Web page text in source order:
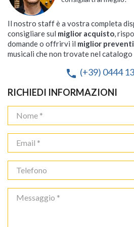
Il nostro staff è a vostra completa
consigliare sul miglior acquisto,
domande o offrirvi il miglior
musicali che non trovate nel catalogo
phone (+39) 0444
RICHIEDI INFORMAZIONI